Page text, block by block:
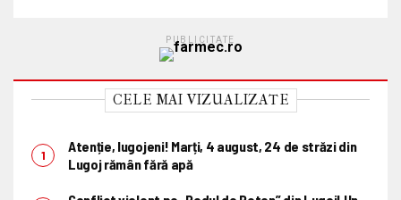
PUBLICITATE
CELE MAI VIZUALIZATE
Atenție, lugojeni! Marți, 4 august, 24 de străzi din
Lugoj rămân fără apă